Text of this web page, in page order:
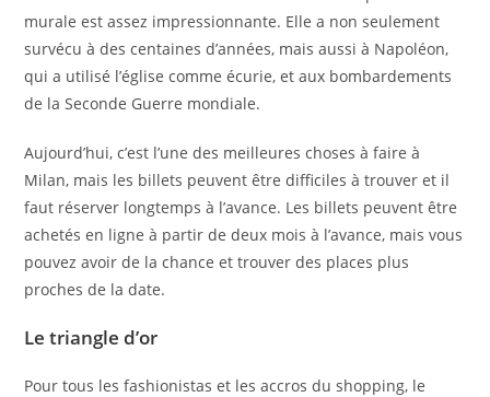
murale est assez impressionnante. Elle a non seulement
survécu à des centaines d’années, mais aussi à Napoléon,
qui a utilisé l’église comme écurie, et aux bombardements
de la Seconde Guerre mondiale.
Aujourd’hui, c’est l’une des meilleures choses à faire à
Milan, mais les billets peuvent être difficiles à trouver et il
faut réserver longtemps à l’avance. Les billets peuvent être
achetés en ligne à partir de deux mois à l’avance, mais vous
pouvez avoir de la chance et trouver des places plus
proches de la date.
Le triangle d’or
Pour tous les fashionistas et les accros du shopping, le